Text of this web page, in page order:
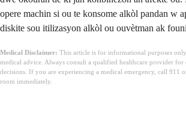
opere machin si ou te konsome alkòl pandan w
diskite sou itilizasyon alkòl ou ouvètman ak
Medical Disclaimer: This article is for informational purposes
medical advice. Always consult a qualified healthcare provider for
decisions. If you are experiencing a medical emergency, call 911
room immediately.